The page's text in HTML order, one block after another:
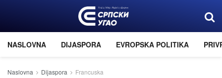
NASLOVNA DIJASPORA EVROPSKA POLITIKA
Naslovna Dijaspora Francuska